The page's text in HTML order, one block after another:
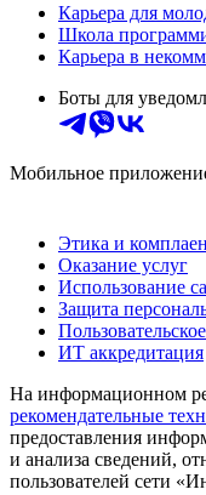
Карьера для
Школа
Карьера в
Боты для
Мобильное
Этика и
Оказание услуг
Использование
Защита
ИТ аккредитация
На информационном
рекомендательные
предоставления
и анализа сведений,
пользователей сети